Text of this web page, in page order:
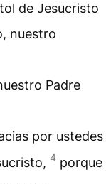
de Jesucristo
nuestro
Padre
por ustedes
4 porque